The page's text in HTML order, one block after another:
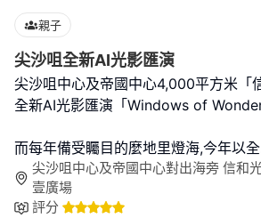
親子
尖沙咀全新AI光影匯演
尖沙咀中心及帝國中心4,000平方米「
全新AI光影匯演「Windows of
而每年備受矚目的麼地里燈海,今年以全
尖沙咀中心及帝國中心對出海旁 信和
壹廣場
評分